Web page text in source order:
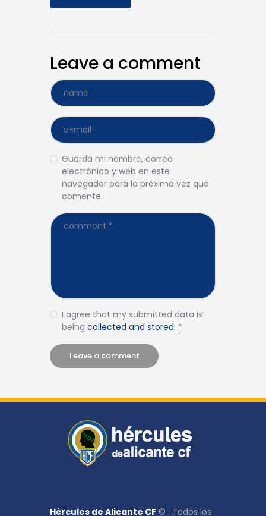
Leave a comment
Guarda mi nombre, correo
electrónico y web en este
navegador para la próxima vez que
comente.
I agree that my submitted data is
being collected and stored. *
Hércules de Alicante CF © . Todos los